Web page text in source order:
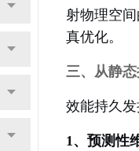
射物理空
真优化。
三、从静
效能持久
1、预测性